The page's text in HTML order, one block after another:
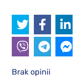
Brak opinii